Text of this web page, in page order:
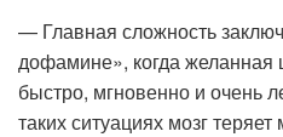
— Главная сложность
дофамине», когда желанная
быстро, мгновенно и очень
таких ситуациях мозг